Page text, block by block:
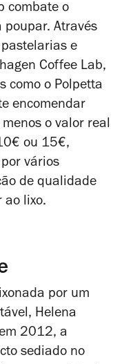
combate o
Através
e
Coffee Lab,
como o Polpetta
encomendar
o valor real
ou 15€,
vários
de qualidade
ao lixo.
por um
Helena
2012, a
sediado no